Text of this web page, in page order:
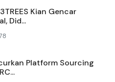
Kian Gencar
Did...
Platform Sourcing